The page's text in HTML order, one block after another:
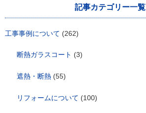
記事カテゴリー一覧
工事事例について (262)
断熱ガラスコート (3)
遮熱・断熱 (55)
リフォームについて (100)